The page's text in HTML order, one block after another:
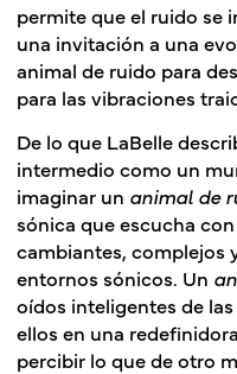
permite que el ruido se
una invitación a una
animal de ruido para
para las vibraciones
De lo que LaBelle
intermedio como un
imaginar un animal de
sónica que escucha
cambiantes, complejos
entornos sónicos. Un
oídos inteligentes de
ellos en una redefinidora
percibir lo que de otro